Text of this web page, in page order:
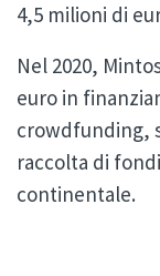
4,5 milioni di
Nel 2020,
euro in
crowdfunding,
raccolta di
continentale.